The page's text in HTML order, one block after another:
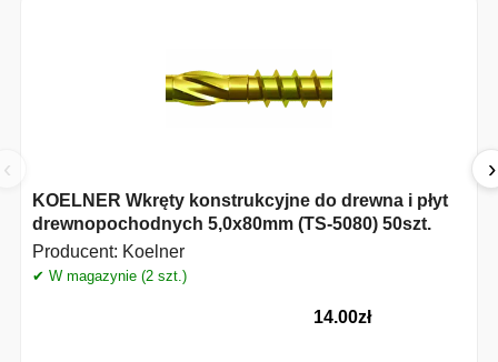
‹
KOELNER Wkręty konstrukcyjne do drewna i płyt
drewnopochodnych 5,0x80mm (TS-5080) 50szt.
Producent: Koelner
✔ W magazynie (2 szt.)
14.00zł
›